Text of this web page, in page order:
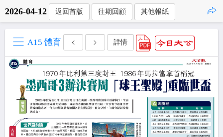
2026-04-12 返回首版 往期回顧 其他報紙
A15 體育 詳情